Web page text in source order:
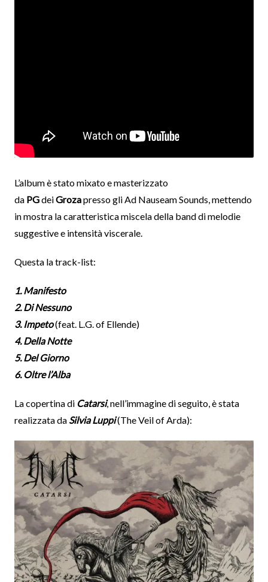
L’album è stato mixato e masterizzato
da PGdeiGrozapresso gli Ad Nauseam Sounds, mettendo
in mostra la caratteristica miscela della band di melodie
suggestive e intensità viscerale.
Questa la track-list:
1. Manifesto
2. Di Nessuno
3. Impeto(feat. L.G. of Ellende)
4. Della Notte
5. Del Giorno
6. Oltre l’Alba
La copertina di Catarsi, nell’immagine di seguito, è stata
realizzata da Silvia Luppi(The Veil of Arda):